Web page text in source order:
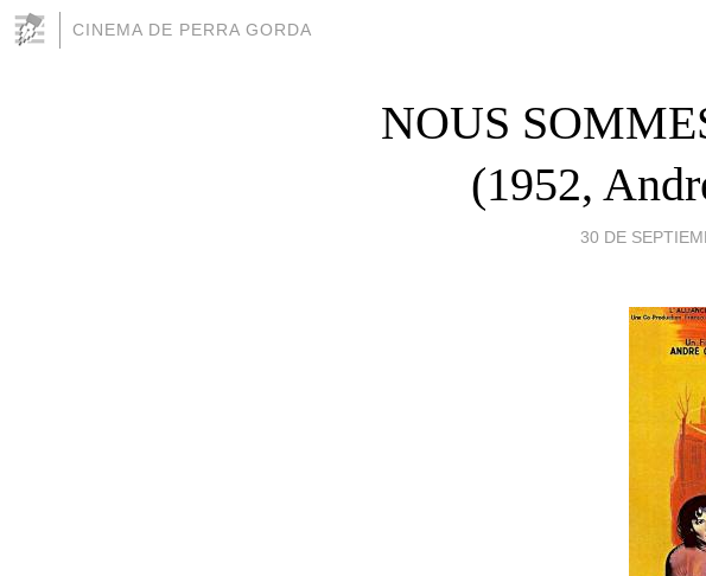
CINEMA DE PERRA GORDA
NOUS
(1952,
30 DE